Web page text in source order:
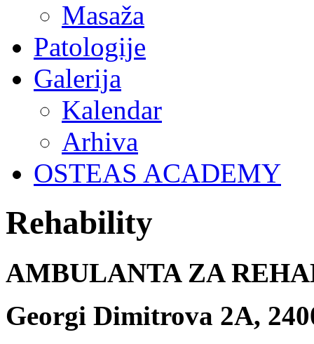
Masaža
Patologije
Galerija
Kalendar
Arhiva
OSTEAS ACADEMY
Rehability
AMBULANTA ZA
Georgi Dimitrova 2A,